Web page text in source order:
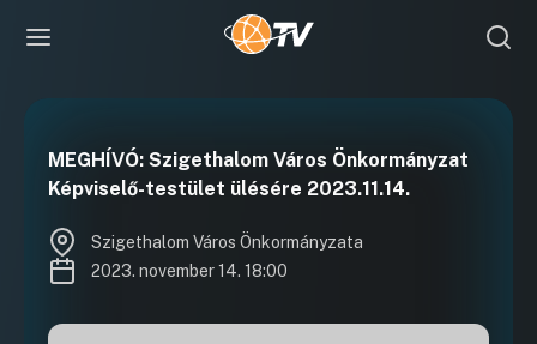
MEGHÍVÓ: Szigethalom Város Önkormányzat
Képviselő-testület ülésére 2023.11.14.
Szigethalom Város Önkormányzata
2023. november 14. 18:00